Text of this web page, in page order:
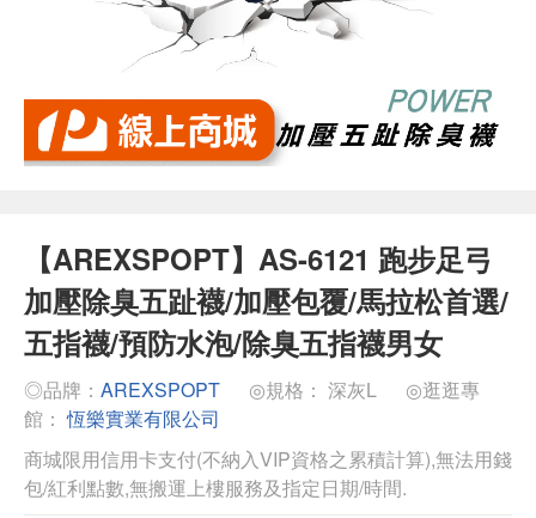
【AREXSPOPT】AS-6121 跑步足弓
加壓除臭五趾襪/加壓包覆/馬拉松首選/
五指襪/預防水泡/除臭五指襪男女
◎品牌： AREXSPOPT ◎規格： 深灰L
◎逛逛專
館：恆樂實業有限公司
商城限用信用卡支付(不納入VIP資格之累積計算),無法用錢
包/紅利點數,無搬運上樓服務及指定日期/時間.